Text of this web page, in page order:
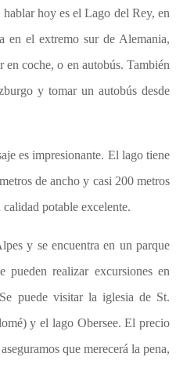
hoy es el Lago del Rey, en
en el extremo sur de Alemania,
en coche, o en autobús. También
y tomar un autobús desde
es impresionante. El lago tiene
de ancho y casi 200 metros
potable excelente.
y se encuentra en un parque
pueden realizar excursiones en
puede visitar la iglesia de St.
y el lago Obersee. El precio
que merecerá la pena,